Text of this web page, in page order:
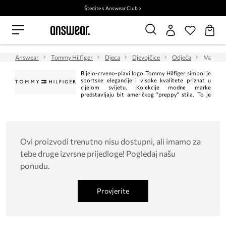
Štedite s Answear Club >
Answear Tommy Hilfiger Djeca Djevojčice Odjeća Majice i
Bijelo-crveno-plavi logo Tommy Hilfiger simbol je
sportske elegancije i visoke kvalitete priznat u
cijelom svijetu. Kolekcije modne marke
predstavljaju bit američkog "preppy" stila. To je
Ovi proizvodi trenutno nisu dostupni, ali imamo za
tebe druge izvrsne prijedloge! Pogledaj našu
ponudu.
Provjerite